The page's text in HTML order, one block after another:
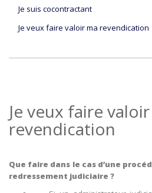
Je suis cocontractant
Je veux faire valoir ma revendication
Je veux faire
revendication
Que faire dans le cas d’une
redressement judiciaire ?